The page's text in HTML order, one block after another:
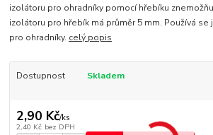
izolátoru pro ohradníky pomocí hřebíku
izolátoru pro hřebík má průměr 5 mm. Používá
pro ohradníky. celý popis
Dostupnost Skladem
2,90 Kč/ks
2,40 Kč bez DPH